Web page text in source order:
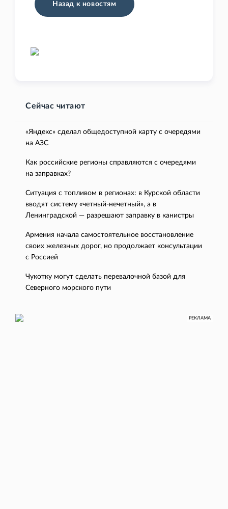
Назад к новостям
Сейчас читают
«Яндекс» сделал общедоступной карту с очередями
на АЗС
Как российские регионы справляются с очередями
на заправках?
Ситуация с топливом в регионах: в Курской области
вводят систему «четный-нечетный», а в
Ленинградской — разрешают заправку в канистры
Армения начала самостоятельное восстановление
своих железных дорог, но продолжает консультации
с Россией
Чукотку могут сделать перевалочной базой для
Северного морского пути
РЕКЛАМА